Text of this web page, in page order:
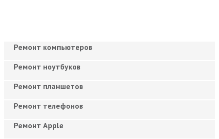
Ремонт компьютеров
Ремонт ноутбуков
Ремонт планшетов
Ремонт телефонов
Ремонт Apple